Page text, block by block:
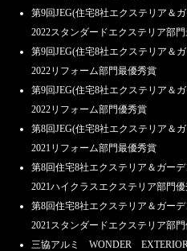
第9回JEG(住宅8社エクステリア＆
2022スタンダードエクステリア部
第9回JEG(住宅8社エクステリア＆
2022リフォーム部門最優秀賞
第9回JEG(住宅8社エクステリア＆
2022リフォーム部門優秀賞
第8回JEG(住宅8社エクステリア＆
2021リフォーム部門最優秀賞
第8回住宅8社エクステリア＆ガー
2021ハイクラスエクステリア部門
第8回住宅8社エクステリア＆ガー
2021スタンダードエクステリア部
三協アルミ WONDER